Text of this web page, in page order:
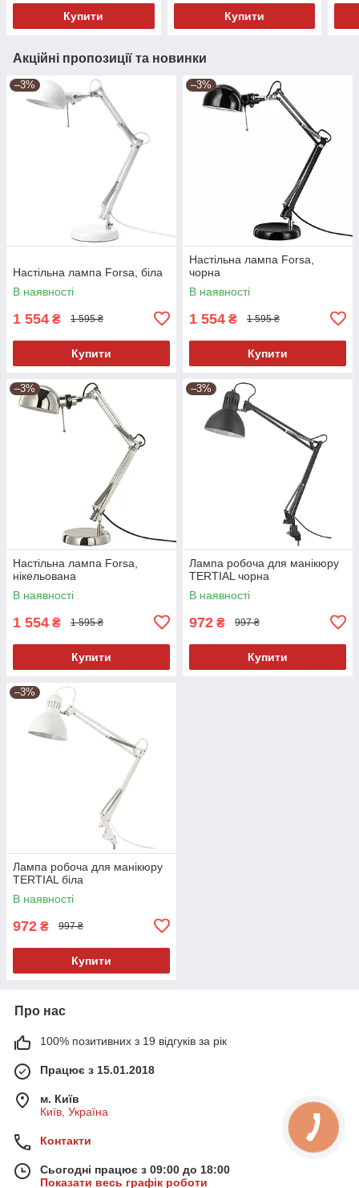
Купити Купити
Акційні пропозиції та новинки
–3%
Настільна лампа Forsa, біла
В наявності
1 554 ₴ 1 595 ₴
Купити
–3%
Настільна лампа Forsa,
чорна
В наявності
1 554 ₴ 1 595 ₴
Купити
–3%
Настільна лампа Forsa,
нікельована
В наявності
1 554 ₴ 1 595 ₴
Купити
–3%
Лампа робоча для манікюру
TERTIAL чорна
В наявності
972 ₴ 997 ₴
Купити
–3%
Лампа робоча для манікюру
TERTIAL біла
В наявності
972 ₴ 997 ₴
Купити
Про нас
100% позитивних з 19 відгуків за рік
Працює з 15.01.2018
м. Київ
Київ, Україна
Контакти
Сьогодні працює з 09:00 до 18:00
Показати весь графік роботи